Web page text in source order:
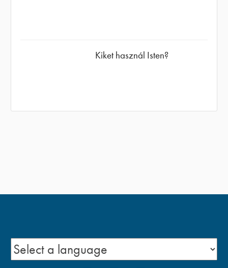
Kiket használ Isten?